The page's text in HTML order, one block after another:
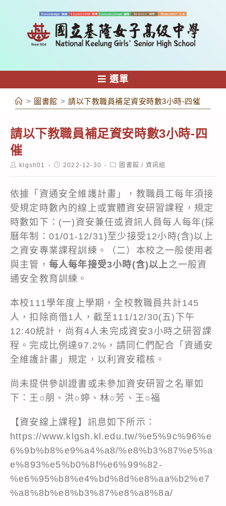
容
選單
> 圖書館 > 請以下教職員補足資安時數3小時-四催
請以下教職員補足資安時數3小時-四
催
Postklgsh01
Post2022-12-30
Post圖書館 / 資訊組
依據「資通安全維護計畫」，教職員工每年須接
受規定時數內的線上或實體資安研習課程，規定
時數如下：(一)資安兼任或資訊人員每人每年(採
曆年制：01/01-12/31)至少接受12小時(含)以上
之資安專業課程訓練。（二）本校之一般使用者
與主管， 每人每年接受3小時(含)以上 之一般資
通安全教育訓練。
本校111學年度上學期，全校教職員共計145
人，扣除商借1人，截至111/12/30(五)下午
12:40統計，尚有4人未完成資安3小時之研習課
程。完成比例達97.2%，請同仁們配合「資通安
全維護計畫」規定，以利資安稽核。
尚未提供參訓證書或未參加資安研習之名單如
下：王○朋、洪○婷、林○芳、王○福
【資安線上課程】訊息如下所示：
https://www.klgsh.kl.edu.tw/%e5%9c%96%e
6%9b%b8%e9%a4%a8/%e8%b3%87%e5%a
e%893%e5%b0%8f%e6%99%82-
%e6%95%b8%e4%bd%8d%e8%aa%b2%e7
%a8%8b%e8%b3%87%e8%a8%8a/